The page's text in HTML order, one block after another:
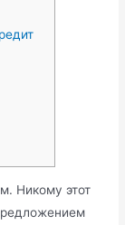
Никому этот